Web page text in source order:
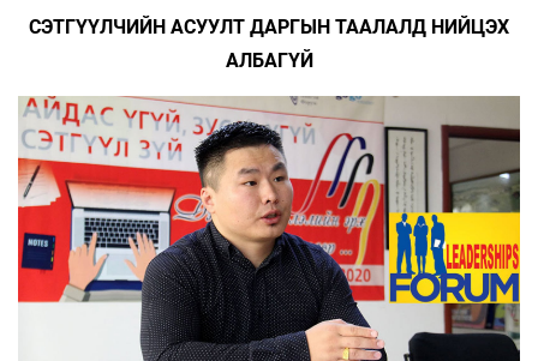
СЭТГҮҮЛЧИЙН АСУУЛТ ДАРГЫН ТААЛАЛД НИЙЦЭХ
АЛБАГҮЙ